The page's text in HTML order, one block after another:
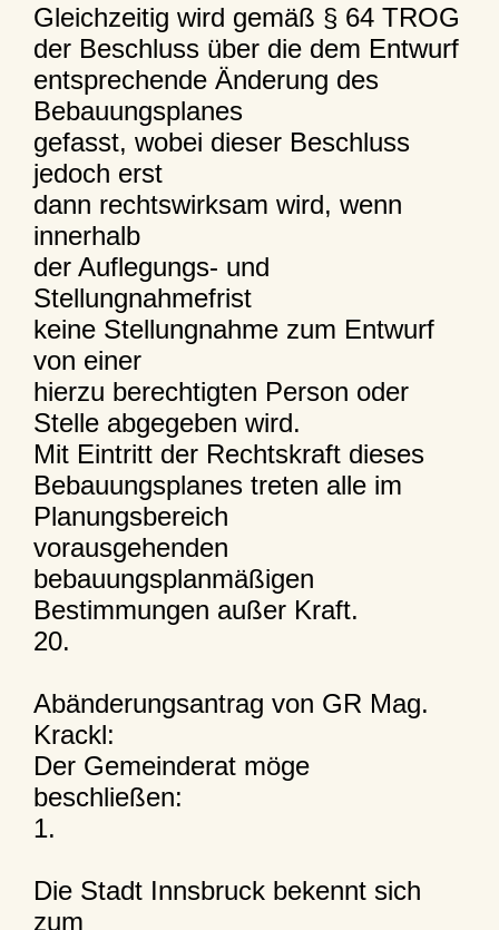
Gleichzeitig wird gemäß § 64 TROG
der Beschluss über die dem Entwurf
entsprechende Änderung des
Bebauungsplanes
gefasst, wobei dieser Beschluss
jedoch erst
dann rechtswirksam wird, wenn
innerhalb
der Auflegungs- und
Stellungnahmefrist
keine Stellungnahme zum Entwurf
von einer
hierzu berechtigten Person oder
Stelle abgegeben wird.
Mit Eintritt der Rechtskraft dieses
Bebauungsplanes treten alle im
Planungsbereich
vorausgehenden
bebauungsplanmäßigen
Bestimmungen außer Kraft.
20.
Abänderungsantrag von GR Mag.
Krackl:
Der Gemeinderat möge
beschließen:
1.
Die Stadt Innsbruck bekennt sich
zum